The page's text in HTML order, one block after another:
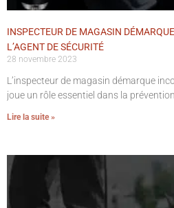
INSPECTEUR DE MAGASIN
L’AGENT DE SÉCURITÉ
28 novembre 2023
L’inspecteur de magasin démarque
joue un rôle essentiel dans la prévention
Lire la suite »